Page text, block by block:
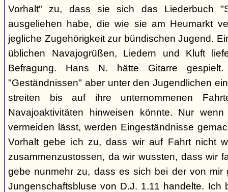
Vorhalt" zu, dass sie sich das Liederbuch
ausgeliehen habe, die wie sie am Heumarkt
jegliche Zugehörigkeit zur bündischen Jugend.
üblichen Navajogrüßen, Liedern und Kluft
Befragung. Hans N. hätte Gitarre
"Geständnissen" aber unter den Jugendlichen
streiten bis auf ihre unternommenen
Navajoaktivitäten hinweisen könnte. Nur
vermeiden lässt, werden Eingeständnisse
Vorhalt gebe ich zu, dass wir auf Fahrt nicht
zusammenzustossen, da wir wussten, dass wir
gebe nunmehr zu, dass es sich bei der von mir
Jungenschaftsbluse von D.J. 1.11 handelte. Ich